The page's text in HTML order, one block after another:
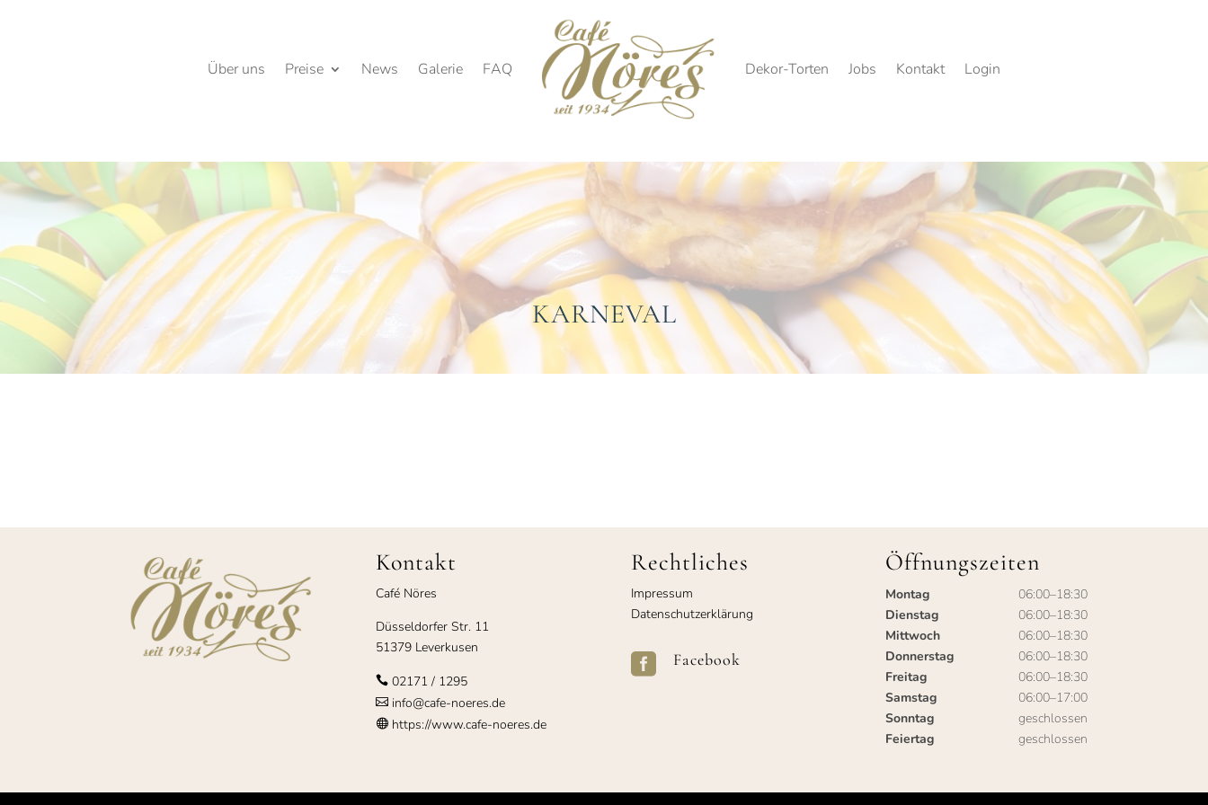
Über uns Preise News Galerie FAQ Dekor-Torten Jobs Kontakt Login
KARNEVAL
Kontakt
Café Nöres
Düsseldorfer Str. 11
51379 Leverkusen
 02171 / 1295
info@cafe-noeres.de
https://www.cafe-noeres.de
Rechtliches
Impressum
Datenschutzerklärung
 Facebook
Öffnungszeiten
Montag
06:00–18:30
Dienstag
06:00–18:30
Mittwoch
06:00–18:30
Donnerstag
06:00–18:30
Freitag
06:00–18:30
Samstag
06:00–17:00
Sonntag
geschlossen
Feiertag
geschlossen